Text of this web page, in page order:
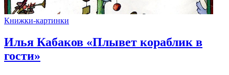
Книжки-картинки
Илья Кабаков «Плывет кораблик в
гости»